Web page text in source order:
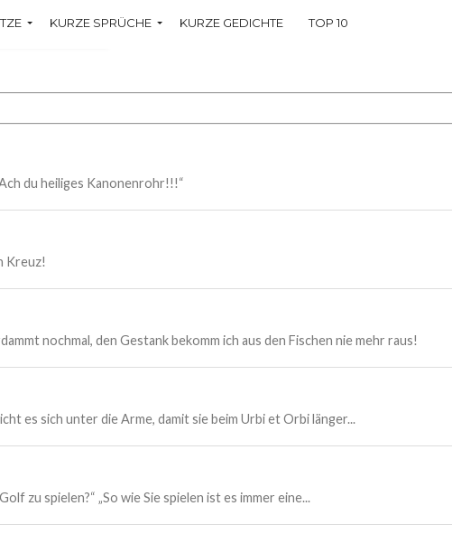
DeutscheKURZE SPRÜCHE KURZE GEDICHTE TOP 10
du heiliges Kanonenrohr!!!“
Kreuz!
nochmal, den Gestank bekomm ich aus den Fischen nie mehr raus!
es sich unter die Arme, damit sie beim Urbi et Orbi länger...
zu spielen?“ „So wie Sie spielen ist es immer eine...